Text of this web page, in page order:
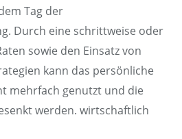
Tag der
Durch eine schrittweise oder
sowie den Einsatz von
kann das persönliche
mehrfach genutzt und die
werden. wirtschaftlich